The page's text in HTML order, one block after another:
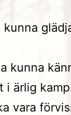
kunna
kunna
i ärlig
vara